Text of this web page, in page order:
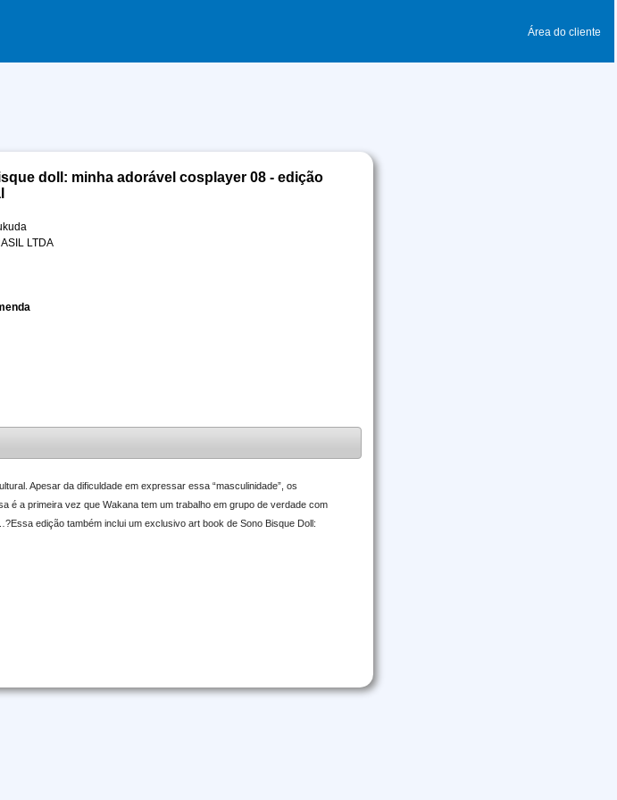
Área do cliente
doll: minha adorável cosplayer 08 - edição
LTDA
Apesar da dificuldade em expressar essa “masculinidade”, os
é a primeira vez que Wakana tem um trabalho em grupo de verdade com
edição também inclui um exclusivo art book de Sono Bisque Doll: